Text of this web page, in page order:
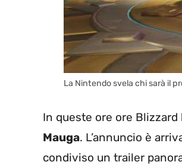
La Nintendo svela chi sarà il
In queste ore ore
Mauga. L’annuncio è
condiviso un trailer